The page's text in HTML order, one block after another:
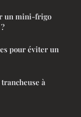
un mini-frigo
pour éviter un
à